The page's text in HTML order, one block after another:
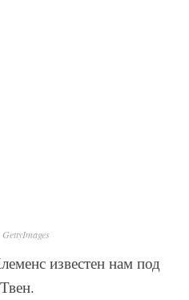
GettyImages
известен нам под